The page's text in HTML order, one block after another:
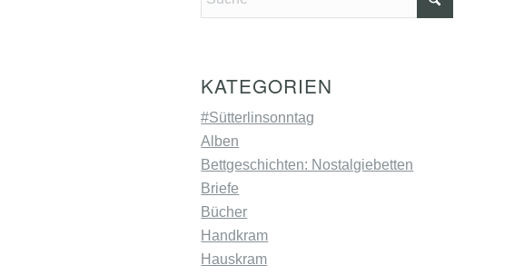
KATEGORIEN
#Sütterlinsonntag
Alben
Bettgeschichten: Nostalgiebetten
Briefe
Bücher
Handkram
Hauskram